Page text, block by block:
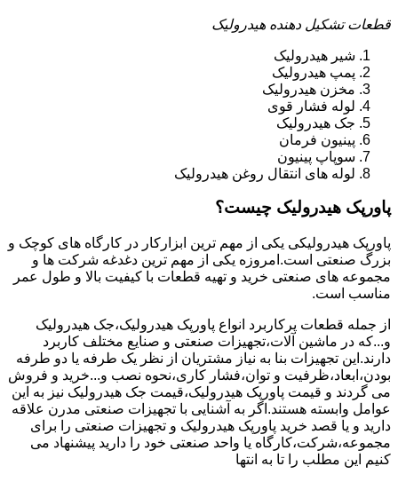
قطعات تشکیل دهنده هیدرولیک
شیر هیدرولیک
پمپ هیدرولیک
مخزن هیدرولیک
لوله فشار قوی
جک هیدرولیک
پینیون فرمان
سوپاپ پینیون
لوله های انتقال روغن هیدرولیک
پاورپک هیدرولیک چیست؟
پاورپک هیدرولیکی یکی از مهم ترین ابزارکار در کارگاه های کوچک و
بزرگ صنعتی است.امروزه یکی از مهم ترین دغدغه شرکت ها و
مجموعه های صنعتی خرید و تهیه قطعات با کیفیت بالا و طول عمر
مناسب است.
از جمله قطعات پرکاربرد انواع پاورپک هیدرولیک،جک هیدرولیک
و...که در ماشین آلات،تجهیزات صنعتی و صنایع مختلف کاربرد
دارند.این تجهیزات بنا به نیاز مشتریان از نظر یک طرفه یا دو طرفه
بودن،ابعاد،ظرفیت و توان،فشار کاری،نحوه نصب و...خرید و فروش
می گردند و قیمت پاورپک هیدرولیک،قیمت جک هیدرولیک نیز به این
عوامل وابسته هستند.اگر به آشنایی با تجهیزات صنعتی مدرن علاقه
دارید و یا قصد خرید پاورپک هیدرولیک و تجهیزات صنعتی را برای
مجموعه،شرکت،کارگاه یا واحد صنعتی خود را دارید پیشنهاد می
کنیم این مطلب را تا به انتها